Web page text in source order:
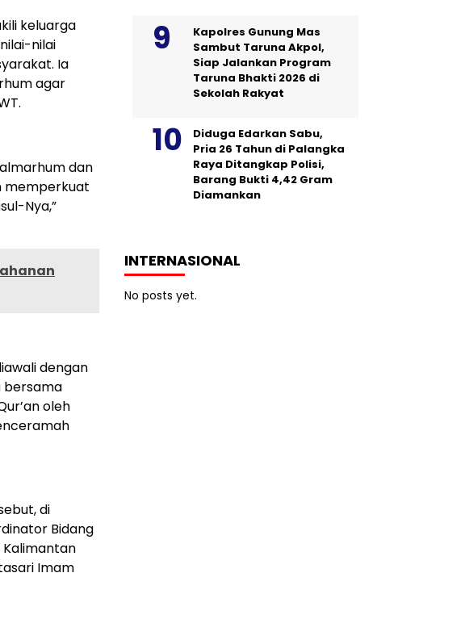
keluarga
nilai
Ia
agar
dan
memperkuat
Nya,”
dengan
bersama
oleh
di
Bidang
Kalimantan
Imam
Kapolres Gunung Mas
Sambut Taruna Akpol,
Siap Jalankan Program
Taruna Bhakti 2026 di
Sekolah Rakyat
Diduga Edarkan Sabu,
Pria 26 Tahun di Palangka
Raya Ditangkap Polisi,
Barang Bukti 4,42 Gram
Diamankan
INTERNASIONAL
No posts yet.